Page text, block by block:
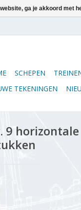
SCHEPEN
TEKENINGEN
9 horizontale
ga je akkoord met